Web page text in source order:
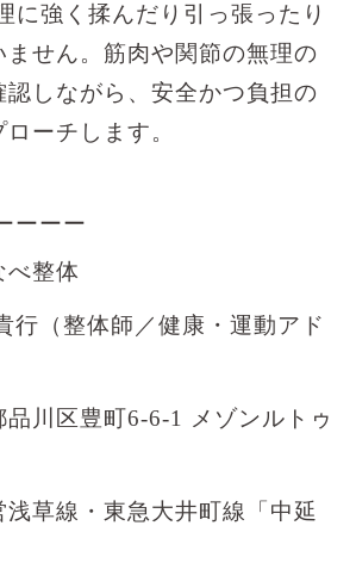
に強く揉んだり引っ張ったり
せん。筋肉や関節の無理の
認しながら、安全かつ負担の
ーチします。
ーーー
べ整体
行（整体師／健康・運動アド
品川区豊町6-6-1 メゾンルトゥ
浅草線・東急大井町線「中延